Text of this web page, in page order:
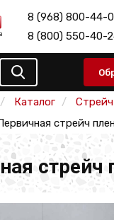
8 (968) 800-44-
8 (800) 550-40-
Каталог
стрейч
стрейч